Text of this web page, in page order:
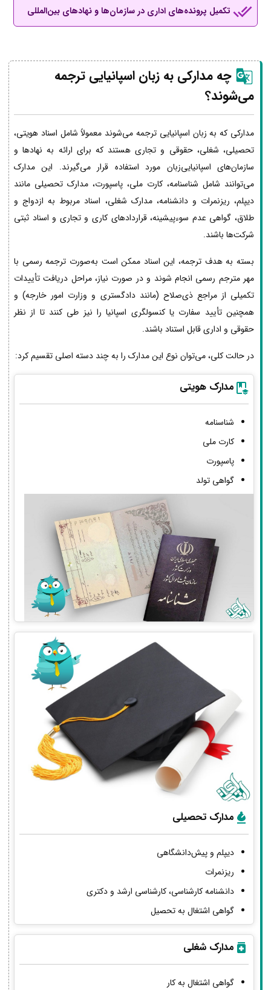
تکمیل پرونده‌های اداری در سازمان‌ها و نهادهای بین‌المللی
چه مدارکی به زبان اسپانیایی ترجمه
می‌شوند؟
مدارکی که به زبان اسپانیایی ترجمه می‌شوند معمولاً شامل اسناد هویتی،
تحصیلی، شغلی، حقوقی و تجاری هستند که برای ارائه به نهادها و
سازمان‌های اسپانیایی‌زبان مورد استفاده قرار می‌گیرند. این مدارک
می‌توانند شامل شناسنامه، کارت ملی، پاسپورت، مدارک تحصیلی مانند
دیپلم، ریزنمرات و دانشنامه، مدارک شغلی، اسناد مربوط به ازدواج و
طلاق، گواهی عدم سوءپیشینه، قراردادهای کاری و تجاری و اسناد ثبتی
شرکت‌ها باشند.
بسته به هدف ترجمه، این اسناد ممکن است به‌صورت ترجمه رسمی با
مهر مترجم رسمی انجام شوند و در صورت نیاز، مراحل دریافت تأییدات
تکمیلی از مراجع ذی‌صلاح (مانند دادگستری و وزارت امور خارجه) و
همچنین تأیید سفارت یا کنسولگری اسپانیا را نیز طی کنند تا از نظر
حقوقی و اداری قابل استناد باشند.
در حالت کلی، می‌توان نوع این مدارک را به چند دسته اصلی تقسیم کرد:
مدارک هویتی
شناسنامه
کارت ملی
پاسپورت
گواهی تولد
مدارک تحصیلی
دیپلم و پیش‌دانشگاهی
ریزنمرات
دانشنامه کارشناسی، کارشناسی ارشد و دکتری
گواهی اشتغال به تحصیل
مدارک شغلی
گواهی اشتغال به کار